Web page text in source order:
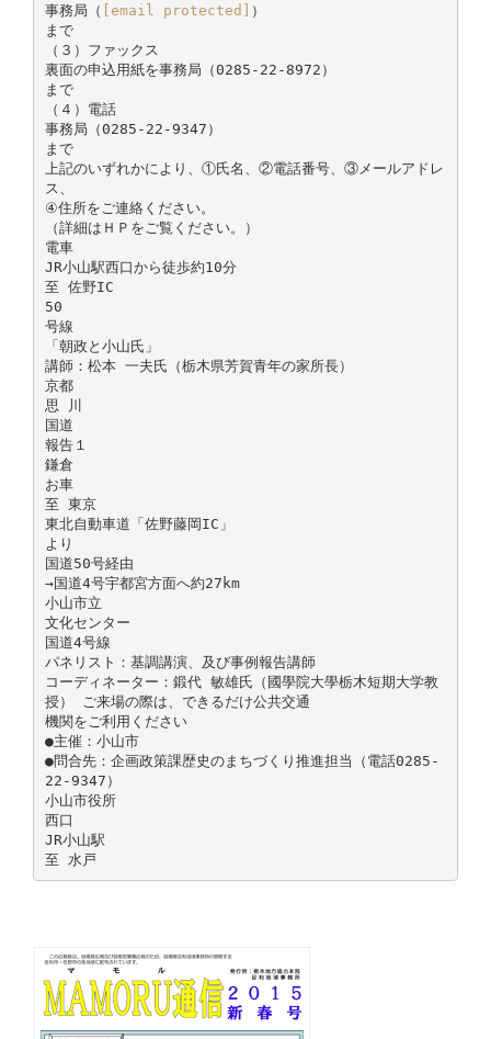
事務局（ [email protected] ）
まで
（３）ファックス
裏面の申込用紙を事務局（0285-22-8972）
まで
（４）電話
事務局（0285-22-9347）
まで
上記のいずれかにより、①氏名、②電話番号、③メールアドレ
ス、
④住所をご連絡ください。
（詳細はＨＰをご覧ください。）
電車
JR小山駅西口から徒歩約10分
至 佐野IC
50
号線
「朝政と小山氏」
講師：松本 一夫氏（栃木県芳賀青年の家所長）
京都
思 川
国道
報告１
鎌倉
お車
至 東京
東北自動車道「佐野藤岡IC」
より
国道50号経由
→国道4号宇都宮方面へ約27km
小山市立
文化センター
国道4号線
パネリスト：基調講演、及び事例報告講師
コーディネーター：鍛代 敏雄氏（國學院大學栃木短期大学教
授） ご来場の際は、できるだけ公共交通
機関をご利用ください
●主催：小山市
●問合先：企画政策課歴史のまちづくり推進担当（電話0285-
22-9347）
小山市役所
西口
JR小山駅